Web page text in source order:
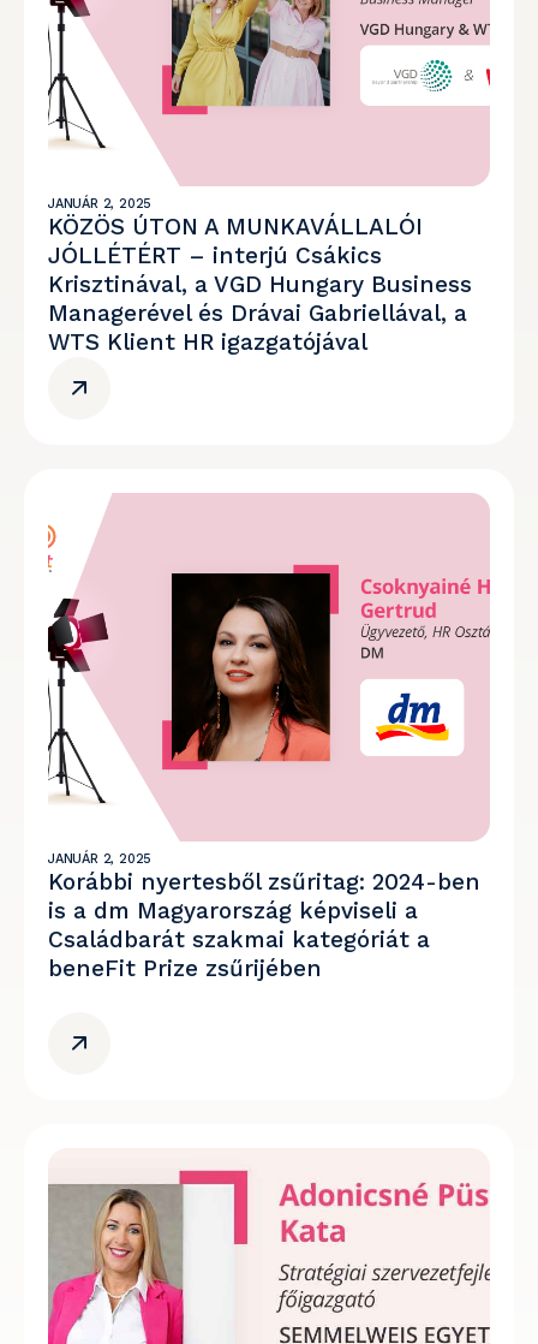
JANUÁR 2, 2025
KÖZÖS ÚTON A MUNKAVÁLLALÓI
JÓLLÉTÉRT – interjú Csákics
Krisztinával, a VGD Hungary Business
Managerével és Drávai Gabriellával, a
WTS Klient HR igazgatójával
JANUÁR 2, 2025
Korábbi nyertesből zsűritag: 2024-ben
is a dm Magyarország képviseli a
Családbarát szakmai kategóriát a
beneFit Prize zsűrijében